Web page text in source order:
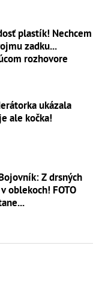
plastík! Nechcem
zadku...
rozhovore
ukázala
ale kočka!
Z drsných
oblekoch! FOTO